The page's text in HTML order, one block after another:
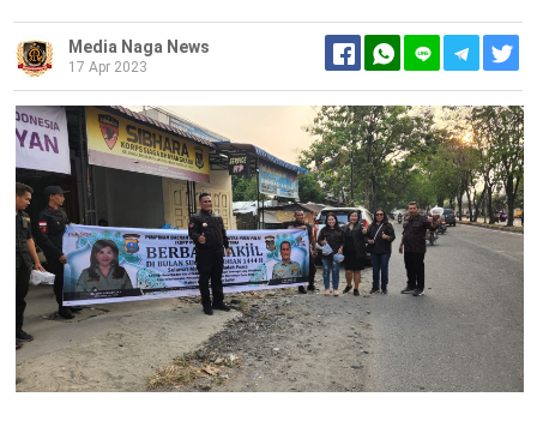
Media Naga News
17 Apr 2023